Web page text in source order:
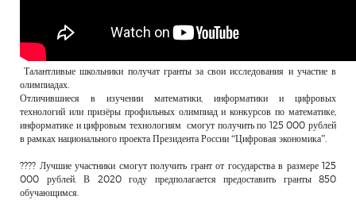
Талантливые школьники получат гранты за свои исследования и участие в
олимпиадах.
Отличившиеся в изучении математики, информатики и цифровых
технологий или призёры профильных олимпиад и конкурсов по математике,
информатике и цифровым технологиям смогут получить по 125 000 рублей
в рамках национального проекта Президента России “Цифровая экономика”.
???? Лучшие участники смогут получить грант от государства в размере 125
000 рублей. В 2020 году предполагается предоставить гранты 850
обучающимся.